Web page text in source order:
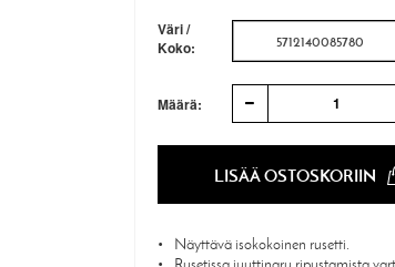
Väri /
Koko:
5712140085780
Määrä: 1
LISÄÄ OSTOSKORIIN
Näyttävä isokokoinen rusetti.